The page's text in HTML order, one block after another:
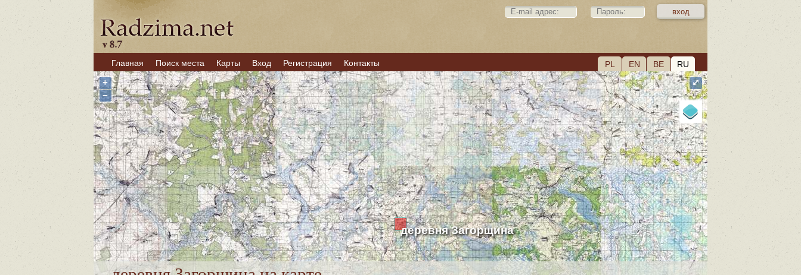
PL EN BE RU
Главная Поиск места Карты Вход Регистрация Контакты
деревня Загорщина
+
−
⤢